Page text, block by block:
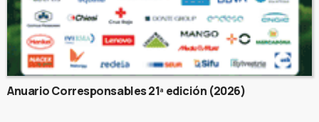
Anuario Corresponsables 21ª edición (2026)